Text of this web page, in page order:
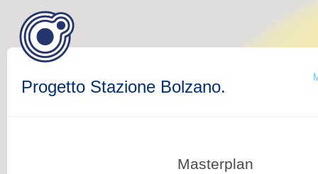
Progetto Stazione Bolzano.
Masterplan